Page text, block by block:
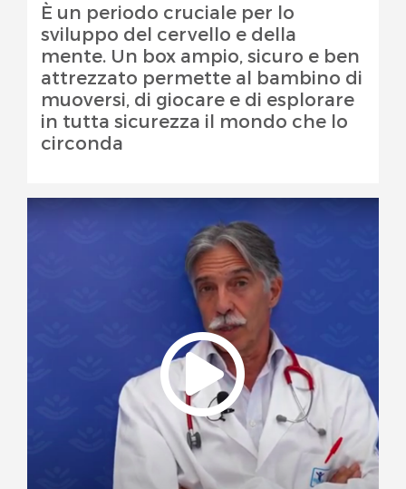
È un periodo cruciale per lo
sviluppo del cervello e della
mente. Un box ampio, sicuro e ben
attrezzato permette al bambino di
muoversi, di giocare e di esplorare
in tutta sicurezza il mondo che lo
circonda